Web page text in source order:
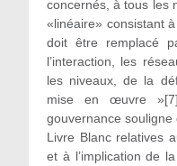
concernés, à tous les
«linéaire» consistant
doit être remplacé
l’interaction, les
les niveaux, de la
mise en œuvre
gouvernance souligne
Livre Blanc relatives
et à l’implication de